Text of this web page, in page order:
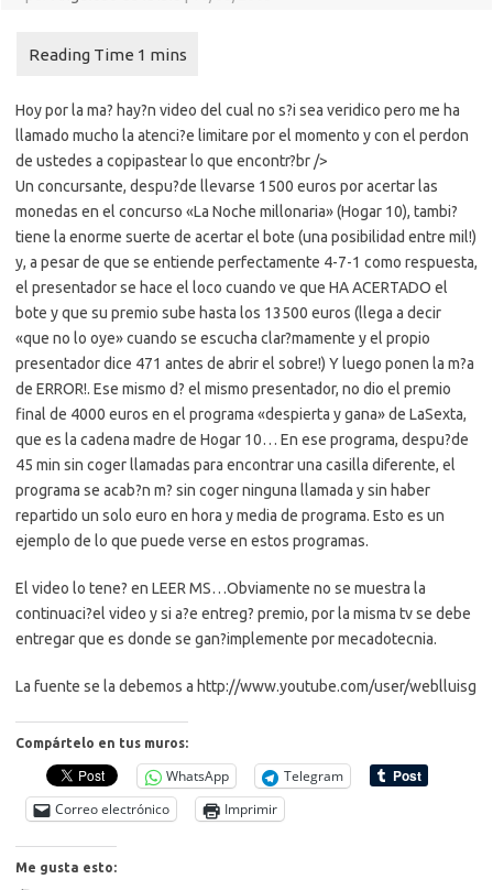
Hoy por la ma? hay?n video del cual no s?i sea veridico pero me ha
llamado mucho la atenci?e limitare por el momento y con el perdon
de ustedes a copipastear lo que encontr?br />
Un concursante, despu?de llevarse 1500 euros por acertar las
monedas en el concurso «La Noche millonaria» (Hogar 10), tambi?
tiene la enorme suerte de acertar el bote (una posibilidad entre mil!)
y, a pesar de que se entiende perfectamente 4-7-1 como respuesta,
el presentador se hace el loco cuando ve que HA ACERTADO el
bote y que su premio sube hasta los 13500 euros (llega a decir
«que no lo oye» cuando se escucha clar?mamente y el propio
presentador dice 471 antes de abrir el sobre!) Y luego ponen la m?a
de ERROR!. Ese mismo d? el mismo presentador, no dio el premio
final de 4000 euros en el programa «despierta y gana» de LaSexta,
que es la cadena madre de Hogar 10… En ese programa, despu?de
45 min sin coger llamadas para encontrar una casilla diferente, el
programa se acab?n m? sin coger ninguna llamada y sin haber
repartido un solo euro en hora y media de programa. Esto es un
ejemplo de lo que puede verse en estos programas.
El video lo tene? en LEER MS…Obviamente no se muestra la
continuaci?el video y si a?e entreg? premio, por la misma tv se debe
entregar que es donde se gan?implemente por mecadotecnia.
La fuente se la debemos a http://www.youtube.com/user/weblluisg
Compártelo en tus muros:
WhatsApp
Telegram
Correo electrónico
Imprimir
Me gusta esto: